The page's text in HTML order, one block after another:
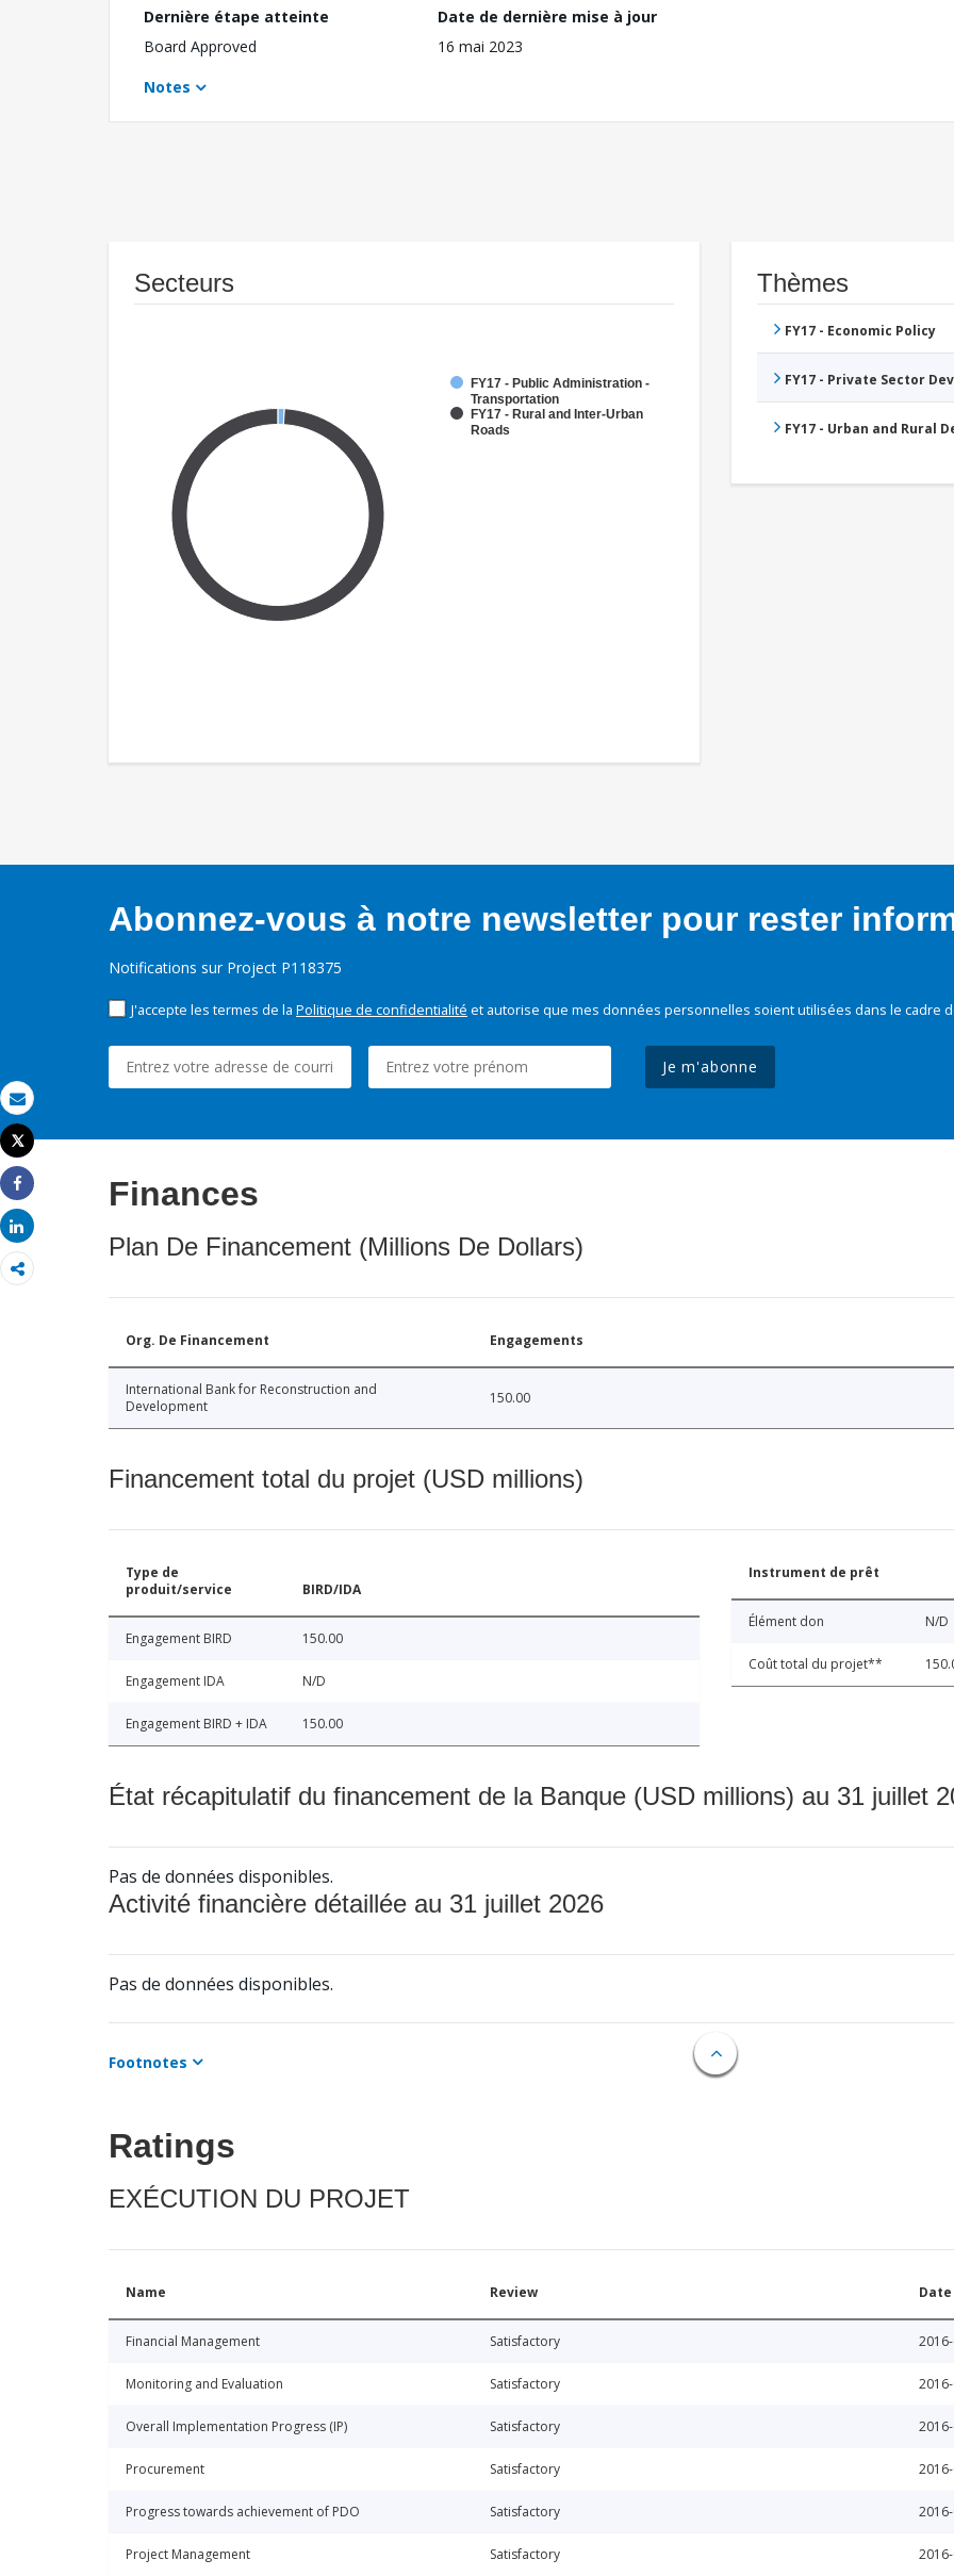
Email
Imprimer
Tweet
Share
Share
Dernière étape atteinte
Board Approved
Date de dernière mise à jour
16 mai 2023
Notes
Secteurs
FY17 - Public Administration -
Transportation
FY17 - Rural and Inter-Urban
Roads
Thèmes
FY17 - Economic Policy
FY17 - Private Sector
FY17 - Urban and Rural
Abonnez-vous à notre newsletter pour rester
Notifications sur Project P118375
J'accepte les termes de la Politique de confidentialité et autorise que mes données personnelles soient utilisées dans le cadre
Je m'abonne
Finances
Plan De Financement (Millions De Dollars)
Org. De Financement Engagements
International Bank for Reconstruction and
Development
150.00
Financement total du projet (USD millions)
Type de
produit/service
BIRD/IDA
Engagement BIRD 150.00
Engagement IDA N/D
Engagement BIRD + IDA 150.00
Instrument de prêt
Élément don N/D
Coût total du projet**
État récapitulatif du financement de la Banque (USD millions) au 31 juillet
Pas de données disponibles.
Activité financière détaillée au 31 juillet 2026
Pas de données disponibles.
Footnotes
Ratings
EXÉCUTION DU PROJET
Name Review Date
Financial Management Satisfactory
Monitoring and Evaluation Satisfactory
Overall Implementation Progress (IP) Satisfactory
Procurement Satisfactory
Progress towards achievement of PDO Satisfactory
Project Management Satisfactory